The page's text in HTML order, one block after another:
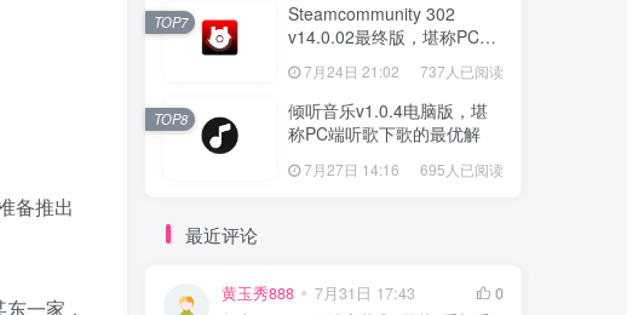
备推出
一家，
Steamcommunity 302
v14.0.02最终版，堪称PC玩
家必备的网络工具箱
7月24日 21:02 737人已阅读
TOP7
倾听音乐v1.0.4电脑版，堪
称PC端听歌下歌的最优解
7月27日 14:16 695人已阅读
TOP8
最近评论
黄玉秀888 7月31日 17:43
0